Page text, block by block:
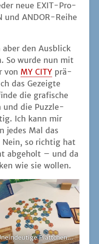
neue EXIT-Pro­
und ANDOR-Rei­he
den Aus­blick
So wur­de nun mit
von MY CITY prä­
das Gezeig­te
die gra­fi­sche
die Puz­zle-
Ich kann mir
jedes Mal das
so rich­tig hat
abge­holt – und da
wie sie wollen.
Plättchen...